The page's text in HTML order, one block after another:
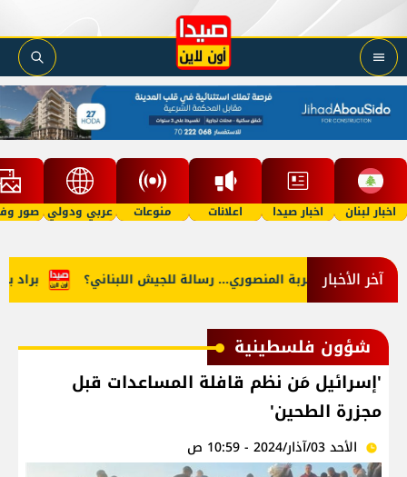
اخبار لبنان اخبار صيدا اعلانات منوعات عربي ودولي صور
آخر الأخبار براد بيت ضربة المنصوري... رسالة للجيش اللبناني؟
شؤون فلسطينية
'إسرائيل مَن نظم قافلة المساعدات قبل
مجزرة الطحين'
الأحد 03/آذار/2024 - 10:59 ص